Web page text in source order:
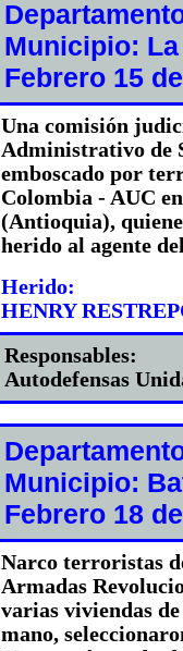
Municipio:
Febrero 15
Una comisión
Administrativo de
emboscado por
Colombia - AUC
(Antioquia),
herido al agente
Herido:
HENRY
Responsables:
Autodefensas
Municipio:
Febrero 18
Narco terroristas
Armadas
varias viviendas
mano,